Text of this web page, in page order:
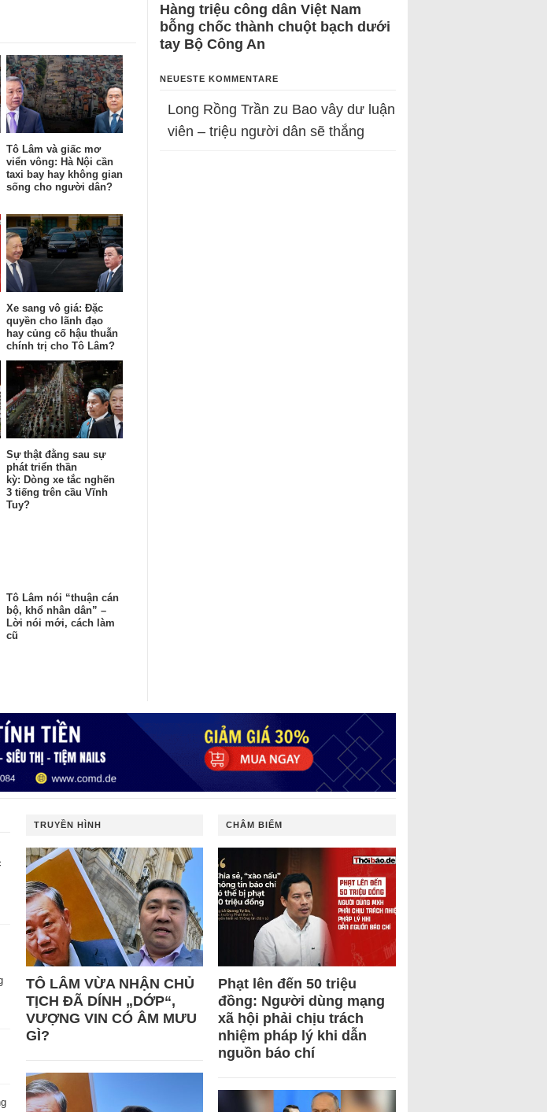
Tô Lâm và giấc mơ
viển vông: Hà Nội cần
taxi bay hay không gian
sống cho người dân?
Xe sang vô giá: Đặc
quyền cho lãnh đạo
hay củng cố hậu thuẫn
chính trị cho Tô Lâm?
Sự thật đằng sau sự
phát triển thần
kỳ: Dòng xe tắc nghẽn
3 tiếng trên cầu Vĩnh
Tuy?
Tô Lâm nói “thuận cán
bộ, khổ nhân dân” –
Lời nói mới, cách làm
cũ
Hàng triệu công dân Việt Nam
bỗng chốc thành chuột bạch dưới
tay Bộ Công An
NEUESTE KOMMENTARE
Long Rồng Trần zu Bao vây dư luận
viên – triệu người dân sẽ thắng
TRUYỀN HÌNH
TÔ LÂM VỪA NHẬN CHỦ
TỊCH ĐÃ DÍNH „DỚP“,
VƯỢNG VIN CÓ ÂM MƯU
GÌ?
CHÂM BIẾM
Phạt lên đến 50 triệu
đồng: Người dùng mạng
xã hội phải chịu trách
nhiệm pháp lý khi dẫn
nguồn báo chí